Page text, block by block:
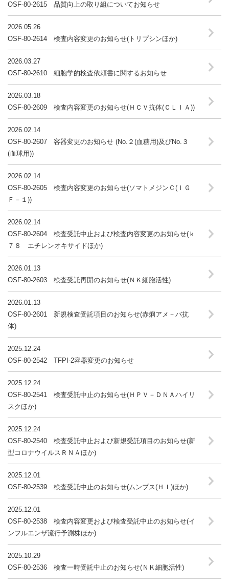
OSF-80-2615 品質向上の取り組についてお知らせ
2026.05.26
OSF-80-2614 検査内容変更のお知らせ(トリプシンほか)
2026.03.27
OSF-80-2610 細胞学的検査依頼書に関するお知らせ
2026.03.18
OSF-80-2609 検査内容変更のお知らせ(ＨＣＶ抗体(ＣＬＩＡ))
2026.02.14
OSF-80-2607 容器変更のお知らせ (No.２(血糖用)及びNo.３
(血球用))
2026.02.14
OSF-80-2605 検査内容変更のお知らせ(ソマトメジンＣ(ＩＧ
Ｆ－１))
2026.02.14
OSF-80-2604 検査受託中止および検査内容変更のお知らせ(ｋ
７８ エチレンオキサイドほか)
2026.01.13
OSF-80-2603 検査受託再開のお知らせ(ＮＫ細胞活性)
2026.01.13
OSF-80-2601 新規検査受託項目のお知らせ(赤痢アメ－バ抗
体)
2025.12.24
OSF-80-2542 TFPI-2容器変更のお知らせ
2025.12.24
OSF-80-2541 検査受託中止のお知らせ(ＨＰＶ－ＤＮＡハイリ
スクほか)
2025.12.24
OSF-80-2540 検査受託中止および新規受託項目のお知らせ(新
型コロナウイルスＲＮＡほか)
2025.12.01
OSF-80-2539 検査受託中止のお知らせ(ムンプス(ＨＩ)ほか)
2025.12.01
OSF-80-2538 検査内容変更および検査受託中止のお知らせ(イ
ンフルエンザ流行予測株ほか)
2025.10.29
OSF-80-2536 検査一時受託中止のお知らせ(ＮＫ細胞活性)